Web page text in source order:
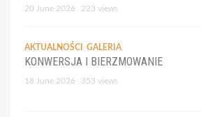
20 June 2026 223 views
AKTUALNOŚCI GALERIA
KONWERSJA I BIERZMOWANIE
18 June 2026 353 views